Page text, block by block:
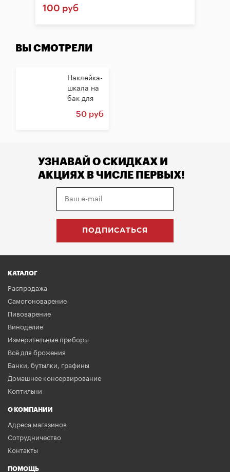
100 руб
ВЫ СМОТРЕЛИ
Наклейка-
шкала на
бак для
брожения,
20 литров
50 руб
УЗНАВАЙ О СКИДКАХ И
АКЦИЯХ В ЧИСЛЕ ПЕРВЫХ!
КАТАЛОГ
Распродажа
Самогоноварение
Пивоварение
Виноделие
Измерительные приборы
Всё для брожения
Банки, бутылки, графины
Домашнее консервирование
Коптильни
О КОМПАНИИ
Адреса магазинов
Сотрудничество
Контакты
ПОМОЩЬ